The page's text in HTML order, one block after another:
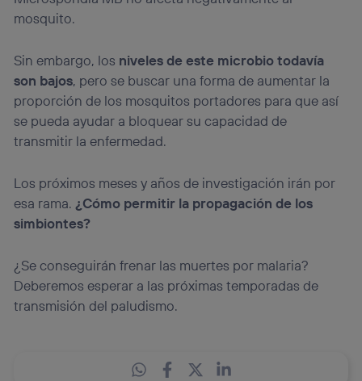
mosquito.
Sin embargo, los niveles de este microbio todavía
son bajos, pero se buscar una forma de aumentar la
proporción de los mosquitos portadores para que así
se pueda ayudar a bloquear su capacidad de
transmitir la enfermedad.
Los próximos meses y años de investigación irán por
esa rama.¿Cómo permitir la propagación de los
simbiontes?
¿Se conseguirán frenar las muertes por malaria?
Deberemos esperar a las próximas temporadas de
transmisión del paludismo.